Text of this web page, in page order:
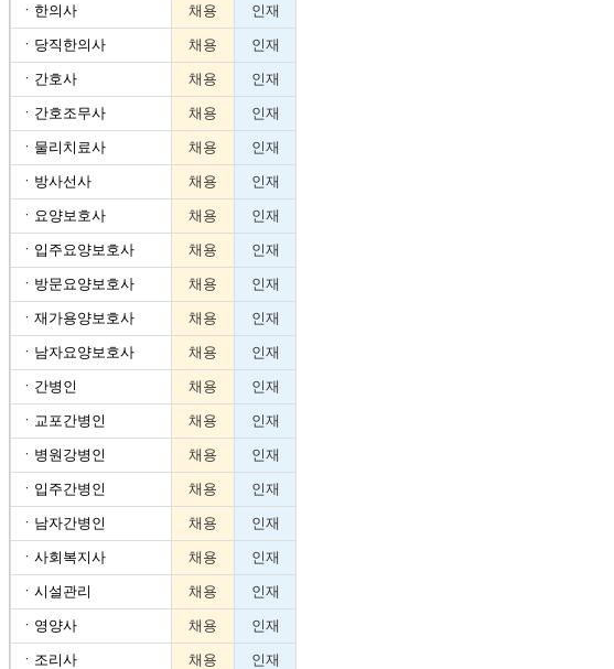
ㆍ 한의사 채용 인재
ㆍ 당직한의사 채용 인재
ㆍ 간호사 채용 인재
ㆍ 간호조무사 채용 인재
ㆍ 물리치료사 채용 인재
ㆍ 방사선사 채용 인재
ㆍ 요양보호사 채용 인재
ㆍ 입주요양보호사 채용 인재
ㆍ 방문요양보호사 채용 인재
ㆍ 재가용양보호사 채용 인재
ㆍ 남자요양보호사 채용 인재
ㆍ 간병인 채용 인재
ㆍ 교포간병인 채용 인재
ㆍ 병원강병인 채용 인재
ㆍ 입주간병인 채용 인재
ㆍ 남자간병인 채용 인재
ㆍ 사회복지사 채용 인재
ㆍ 시설관리 채용 인재
ㆍ 영양사 채용 인재
ㆍ 조리사 채용 인재